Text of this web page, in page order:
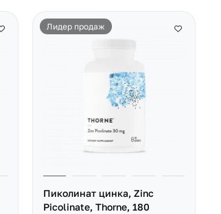
Лидер продаж
Пиколинат цинка, Zinc
Picolinate, Thorne, 180